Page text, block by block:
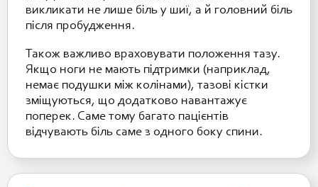
викликати не лише біль у шиї, а й головний біль
після пробудження.
Також важливо враховувати положення тазу.
Якщо ноги не мають підтримки (наприклад,
немає подушки між колінами), тазові кістки
зміщуються, що додатково навантажує
поперек. Саме тому багато пацієнтів
відчувають біль саме з одного боку спини.